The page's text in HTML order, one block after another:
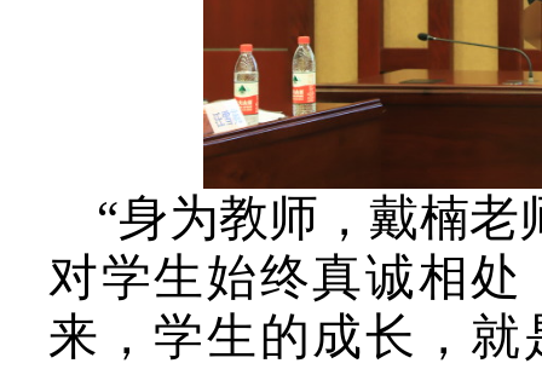
“身为教师，戴楠老
对学生始终真诚相
来，学生的成长，